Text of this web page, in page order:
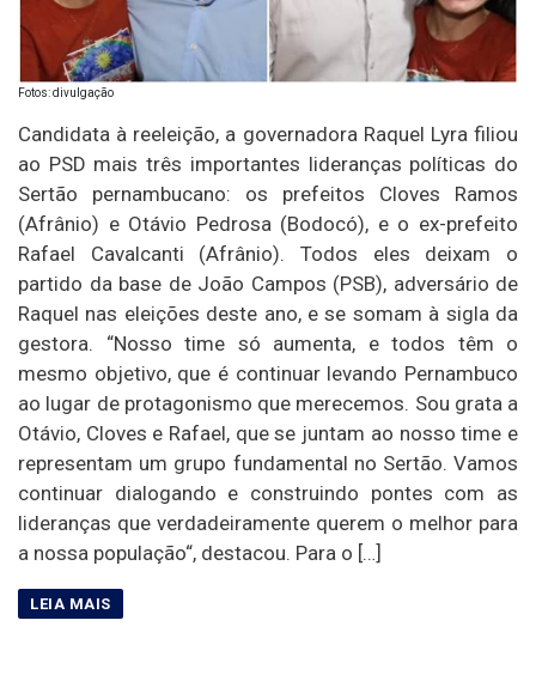
Fotos: divulgação
Candidata à reeleição, a governadora Raquel Lyra filiou
ao PSD mais três importantes lideranças políticas do
Sertão pernambucano: os prefeitos Cloves Ramos
(Afrânio) e Otávio Pedrosa (Bodocó), e o ex-prefeito
Rafael Cavalcanti (Afrânio). Todos eles deixam o
partido da base de João Campos (PSB), adversário de
Raquel nas eleições deste ano, e se somam à sigla da
gestora. “Nosso time só aumenta, e todos têm o
mesmo objetivo, que é continuar levando Pernambuco
ao lugar de protagonismo que merecemos. Sou grata a
Otávio, Cloves e Rafael, que se juntam ao nosso time e
representam um grupo fundamental no Sertão. Vamos
continuar dialogando e construindo pontes com as
lideranças que verdadeiramente querem o melhor para
a nossa população“, destacou. Para o […]